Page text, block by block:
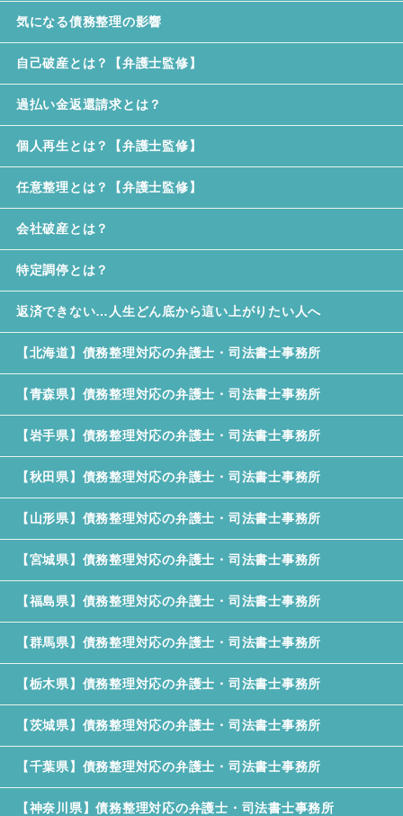
気になる債務整理の影響
自己破産とは？【弁護士監修】
過払い金返還請求とは？
個人再生とは？【弁護士監修】
任意整理とは？【弁護士監修】
会社破産とは？
特定調停とは？
返済できない…人生どん底から這い上がりたい人へ
【北海道】債務整理対応の弁護士・司法書士事務所
【青森県】債務整理対応の弁護士・司法書士事務所
【岩手県】債務整理対応の弁護士・司法書士事務所
【秋田県】債務整理対応の弁護士・司法書士事務所
【山形県】債務整理対応の弁護士・司法書士事務所
【宮城県】債務整理対応の弁護士・司法書士事務所
【福島県】債務整理対応の弁護士・司法書士事務所
【群馬県】債務整理対応の弁護士・司法書士事務所
【栃木県】債務整理対応の弁護士・司法書士事務所
【茨城県】債務整理対応の弁護士・司法書士事務所
【千葉県】債務整理対応の弁護士・司法書士事務所
【神奈川県】債務整理対応の弁護士・司法書士事務所